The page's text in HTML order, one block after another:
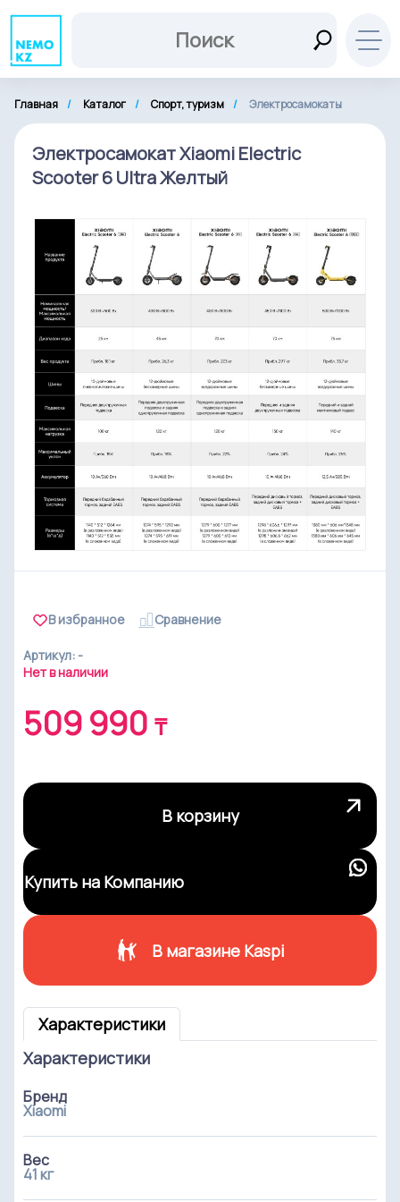
Главная Каталог Спорт, туризм Электросамокаты
Электросамокат Xiaomi Electric
Scooter 6 Ultra Желтый
В избранное Cравнение
Артикул: -
Нет в наличии
509 990 ₸
В корзину
Купить на Компанию
В магазине Kaspi
Характеристики
Характеристики
Бренд
Xiaomi
Вес
41 кг